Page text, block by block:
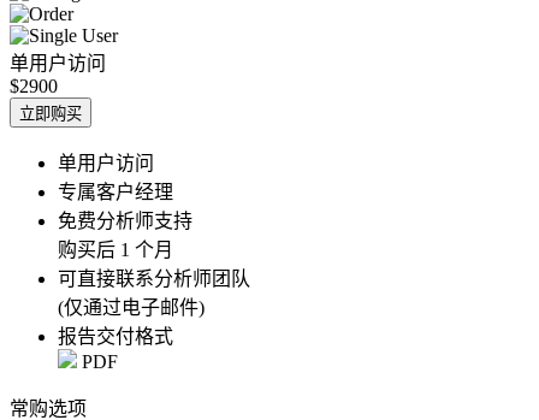
单用户访问
$2900
立即购买
单用户访问
专属客户经理
免费分析师支持
购买后 1 个月
可直接联系分析师团队
(仅通过电子邮件)
报告交付格式
PDF
常购选项